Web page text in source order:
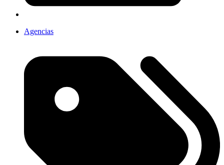
Agencias